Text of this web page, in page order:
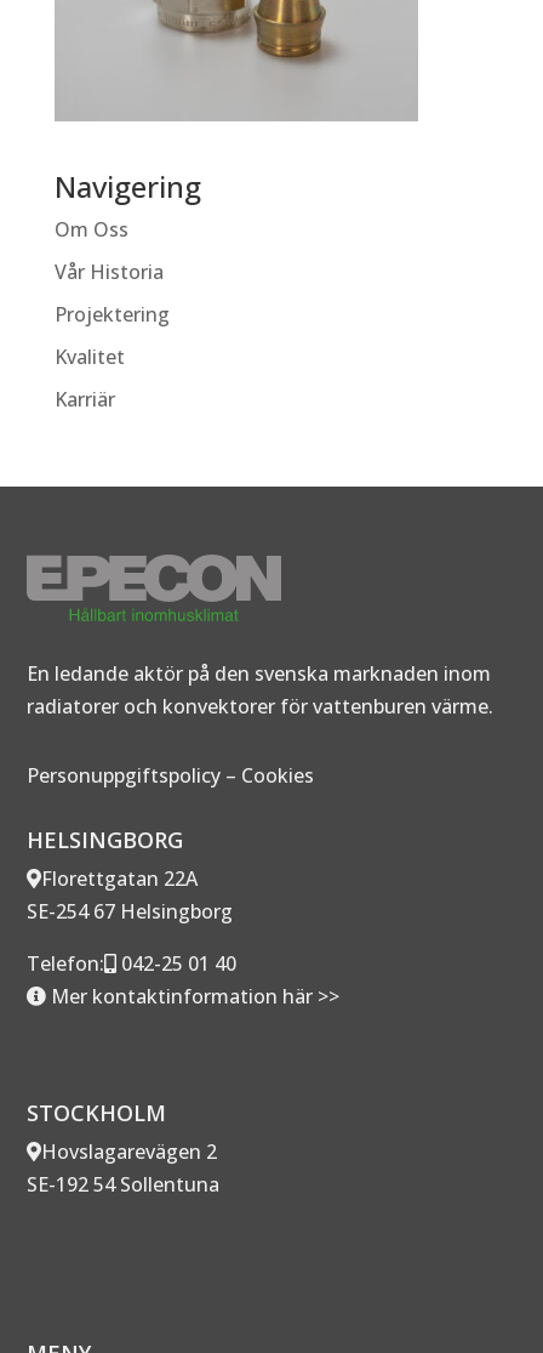
Navigering
Om Oss
Vår Historia
Projektering
Kvalitet
Karriär
En ledande aktör på den svenska marknaden inom
radiatorer och konvektorer för vattenburen värme.
Personuppgiftspolicy – Cookies
HELSINGBORG
Florettgatan 22A
SE-254 67 Helsingborg
Telefon:
042-25 01 40
Mer kontaktinformation här >>
STOCKHOLM
Hovslagarevägen 2
SE-192 54 Sollentuna